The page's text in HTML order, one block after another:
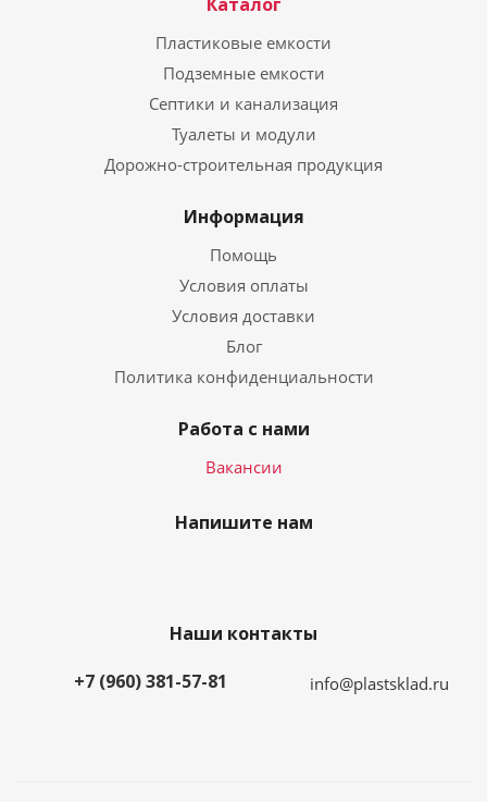
Пластиковые емкости
Подземные емкости
Септики и канализация
Туалеты и модули
Дорожно-строительная продукция
Информация
Помощь
Условия оплаты
Условия доставки
Блог
Политика конфиденциальности
Работа с нами
Вакансии
Напишите нам
Наши контакты
+7 (960) 381-57-81
info@plastsklad.ru